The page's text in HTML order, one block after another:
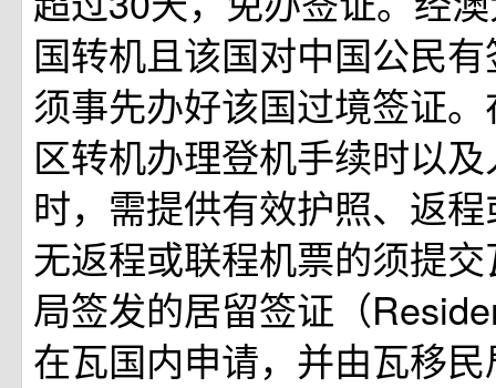
国转机且该国对中国公民
须事先办好该国过境签证
区转机办理登机手续时以
时，需提供有效护照、返
无返程或联程机票的须提
局签发的居留签证（
在瓦国内申请，并由瓦移